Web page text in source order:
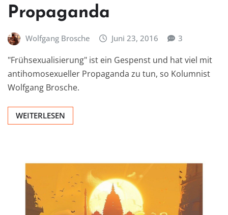
Propaganda
Wolfgang Brosche Juni 23, 2016 3
"Frühsexualisierung" ist ein Gespenst und hat viel mit
antihomosexueller Propaganda zu tun, so Kolumnist
Wolfgang Brosche.
WEITERLESEN